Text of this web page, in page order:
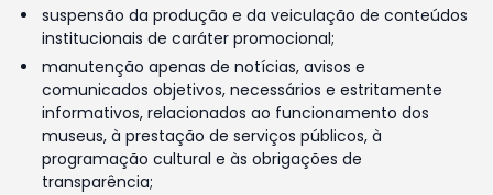
suspensão da produção e da veiculação de conteúdos
institucionais de caráter promocional;
manutenção apenas de notícias, avisos e
comunicados objetivos, necessários e estritamente
informativos, relacionados ao funcionamento dos
museus, à prestação de serviços públicos, à
programação cultural e às obrigações de
transparência;